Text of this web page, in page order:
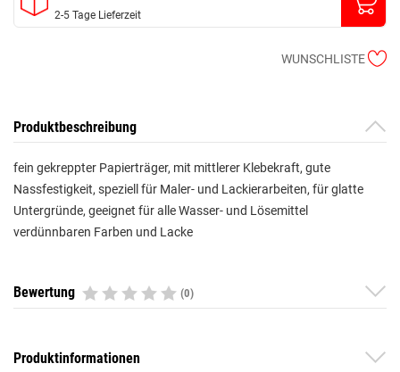
2-5 Tage Lieferzeit
WUNSCHLISTE
Produktbeschreibung
fein gekreppter Papierträger, mit mittlerer Klebekraft, gute
Nassfestigkeit, speziell für Maler- und Lackierarbeiten, für glatte
Untergründe, geeignet für alle Wasser- und Lösemittel
verdünnbaren Farben und Lacke
Bewertung (0)
Produktinformationen